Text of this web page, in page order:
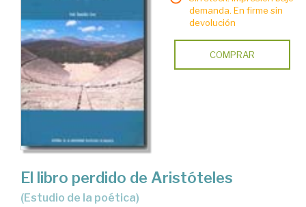
demanda. En firme sin
devolución
COMPRAR
El libro perdido de Aristóteles
(estudio de la poética)